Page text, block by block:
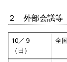
２ 外部会議等
10／９
（日）
全